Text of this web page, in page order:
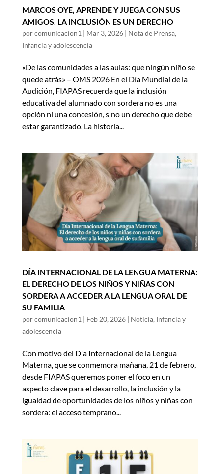
MARCOS OYE, APRENDE Y JUEGA CON SUS
AMIGOS. LA INCLUSIÓN ES UN DERECHO
porcomunicacion1 | Mar 3, 2026| Nota de Prensa,
Infancia y adolescencia
«De las comunidades a las aulas: que ningún niño se
quede atrás» – OMS 2026 En el Día Mundial de la
Audición, FIAPAS recuerda que la inclusión
educativa del alumnado con sordera no es una
opción ni una concesión, sino un derecho que debe
estar garantizado. La historia...
DÍA INTERNACIONAL DE LA LENGUA MATERNA:
EL DERECHO DE LOS NIÑOS Y NIÑAS CON
SORDERA A ACCEDER A LA LENGUA ORAL DE
SU FAMILIA
porcomunicacion1| Feb 20, 2026| Noticia, Infancia y
adolescencia
Con motivo del Día Internacional de la Lengua
Materna, que se conmemora mañana, 21 de febrero,
desde FIAPAS queremos poner el foco en un
aspecto clave para el desarrollo, la inclusión y la
igualdad de oportunidades de los niños y niñas con
sordera: el acceso temprano...